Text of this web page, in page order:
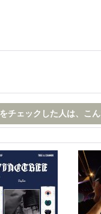
チェックした人は、こ